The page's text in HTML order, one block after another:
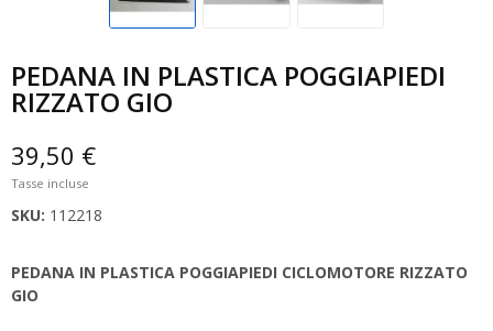
PEDANA IN PLASTICA POGGIAPIEDI
RIZZATO GIO
39,50 €
Tasse incluse
SKU: 112218
PEDANA IN PLASTICA POGGIAPIEDI CICLOMOTORE RIZZATO
GIO